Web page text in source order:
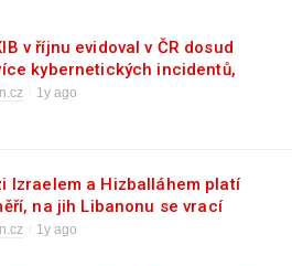
v říjnu evidoval v ČR dosud
kybernetických incidentů,
47
1y ago
Izraelem a Hizballáhem platí
na jih Libanonu se vrací
1y ago